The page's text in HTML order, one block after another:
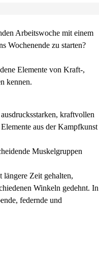
Arbeitswoche mit einem
Wochenende zu starten?
Elemente von Kraft-,
kennen.
kraftvollen
aus der Kampfkunst
Muskelgruppen
längere Zeit gehalten,
Winkeln gedehnt. In
federnde und